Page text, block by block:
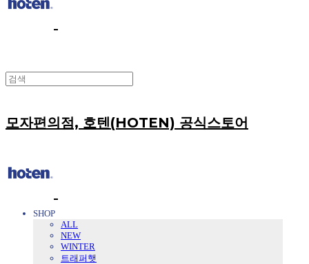
모자편의점, 호텐(HOTEN) 공식스토어
SHOP
ALL
NEW
WINTER
트래퍼햇